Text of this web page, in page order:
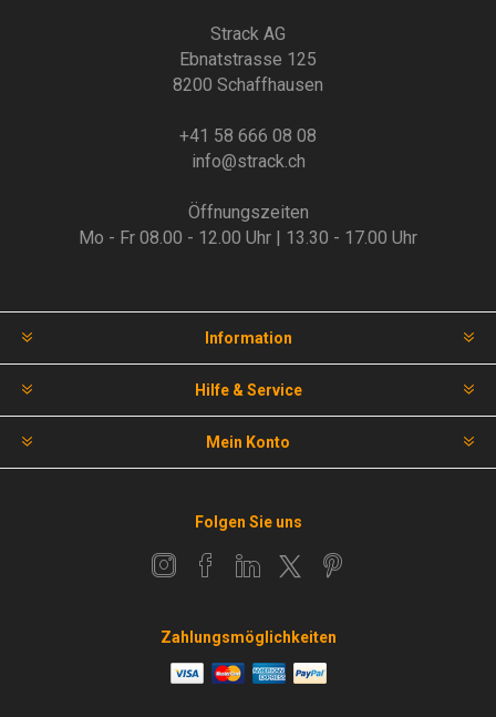
Strack AG
Ebnatstrasse 125
8200 Schaffhausen
+41 58 666 08 08
info@strack.ch
Öffnungszeiten
Mo - Fr 08.00 - 12.00 Uhr | 13.30 - 17.00 Uhr
Information
Hilfe & Service
Mein Konto
Folgen Sie uns
Zahlungsmöglichkeiten